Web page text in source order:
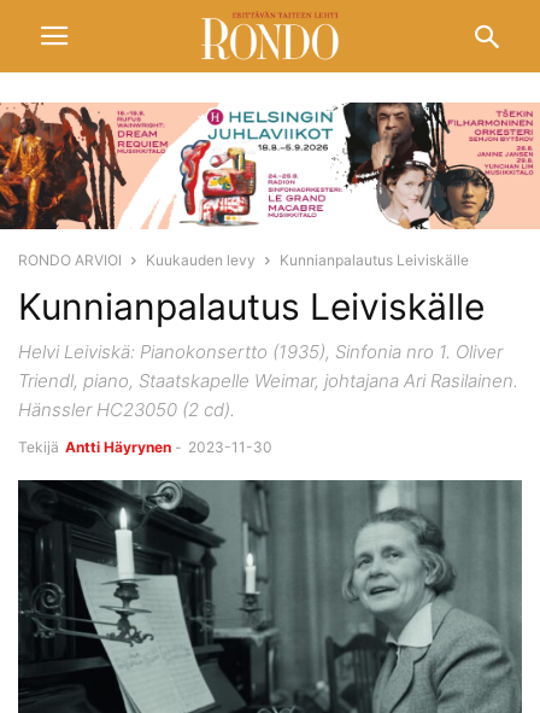
RONDO ARVIOI Kuukauden levy Kunnianpalautus Leiviskälle
Kunnianpalautus Leiviskälle
Helvi Leiviskä: Pianokonsertto (1935), Sinfonia nro 1. Oliver
Triendl, piano, Staatskapelle Weimar, johtajana Ari Rasilainen.
Hänssler HC23050 (2 cd).
Tekijä Antti Häyrynen - 2023-11-30